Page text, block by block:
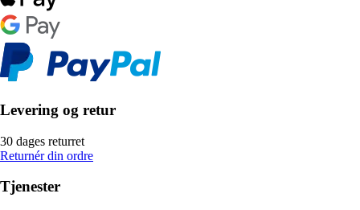
Levering og retur
30 dages returret
Returnér din ordre
Tjenester